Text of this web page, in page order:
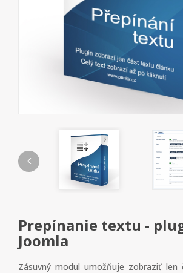
Prepínanie textu -
Joomla
Zásuvný modul umožňuje zobraziť len